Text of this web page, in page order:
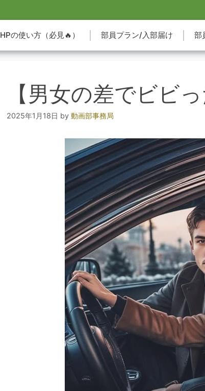
HPの使い方（必見🔥） 部員プラン/入部届け 部
【男女の差でビビっ
2025年1月18日 by 動画部事務局